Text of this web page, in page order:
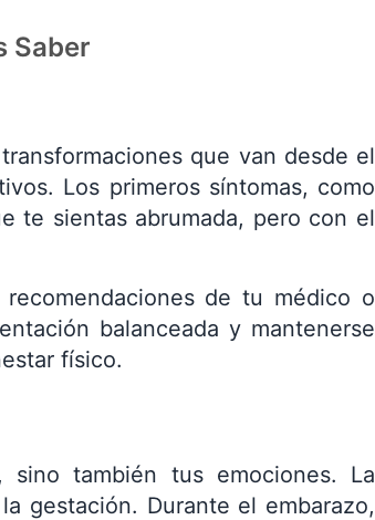
Saber
que van desde el
Los primeros síntomas, como
te sientas abrumada, pero con el
de tu médico o
balanceada y mantenerse
físico.
también tus emociones. La
gestación. Durante el embarazo,